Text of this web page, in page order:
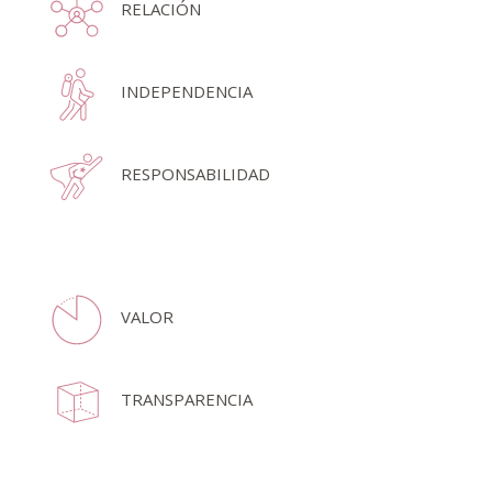
RELACIÓN
INDEPENDENCIA
RESPONSABILIDAD
VALOR
TRANSPARENCIA